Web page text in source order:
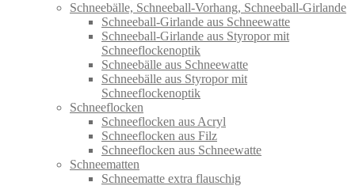
Schneebälle, Schneeball-Vorhang, Schneeball-Girlande
Schneeball-Girlande aus Schneewatte
Schneeball-Girlande aus Styropor mit
Schneeflockenoptik
Schneebälle aus Schneewatte
Schneebälle aus Styropor mit
Schneeflockenoptik
Schneeflocken
Schneeflocken aus Acryl
Schneeflocken aus Filz
Schneeflocken aus Schneewatte
Schneematten
Schneematte extra flauschig